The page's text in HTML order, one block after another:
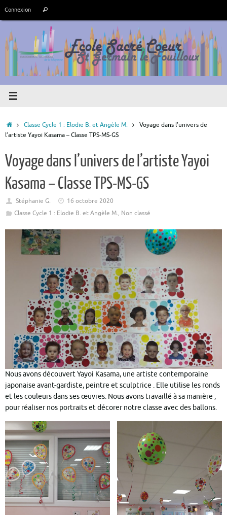
Connexion
:
Rechercher
Accueil
Classe Cycle 1 : Elodie B. et Angèle M.
Voyage dans l’univers de
l’artiste Yayoi Kasama – Classe TPS-MS-GS
Voyage dans l’univers de l’artiste Yayoi
Kasama – Classe TPS-MS-GS
Stéphanie G.
16 octobre 2020
Classe Cycle 1 : Elodie B. et Angèle M., Non classé
Nous avons découvert Yayoi Kasama, une artiste contemporaine
japonaise avant-gardiste, peintre et sculptrice . Elle utilise les ronds
et les couleurs dans ses œuvres. Nous avons travaillé à sa manière ,
pour réaliser nos portraits et décorer notre classe avec des ballons.